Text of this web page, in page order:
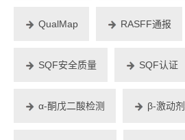
QualMap RASFF通报
SQF安全质量 SQF认证
α-酮戊二酸检测 β-激动